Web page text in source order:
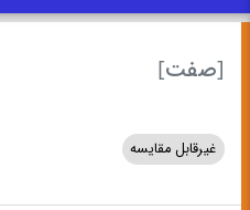
[صفت]
غیرقابل مقایسه